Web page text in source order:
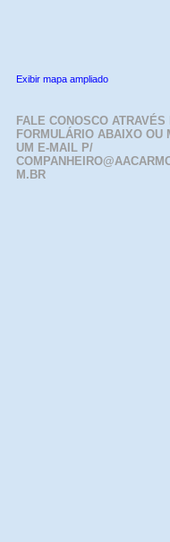
Exibir mapa ampliado
FALE CONOSCO ATRAVÉS
FORMULÁRIO ABAIXO OU
UM E-MAIL P/
M.BR